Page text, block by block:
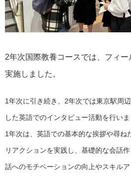
2年次国際教養コースでは、フィ
実施しました。
1年次に引き続き、2年次では東京駅周
した英語でのインタビュー活動を行いま
1年次は、英語での基本的な挨拶や尋ね
リアクションを実践し、基礎的な会話
話へのモチベーションの向上やスキルア